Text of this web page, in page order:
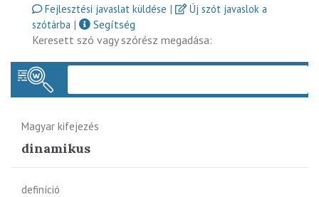
Fejlesztési javaslat küldése |
Új szót javaslok a
szótárba |
Segítség
Keresett szó vagy szórész megadása:
Magyar kifejezés
dinamikus
definíció